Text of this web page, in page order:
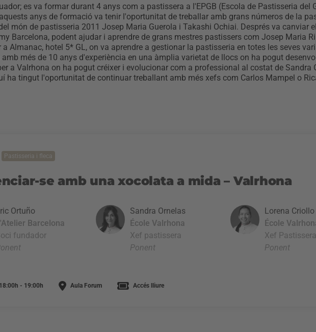
es va formar durant 4 anys com a pastissera a l'EPGB (Escola de Pastisseria del
anys de formació va tenir l'oportunitat de treballar amb grans números de la
món de pastisseria 2011 Josep Maria Guerola i Takashi Ochiai. Després va canviar
Barcelona, ​​podent ajudar i aprendre de grans mestres pastissers com Josep Maria
Almanac, hotel 5* GL, on va aprendre a gestionar la pastisseria en totes les seves
més de 10 anys d'experiència en una àmplia varietat de llocs on ha pogut
a Valrhona on ha pogut créixer i evolucionar com a professional al costat de
ha tingut l'oportunitat de continuar treballant amb més xefs com Carlos Mampel o
Pastisseria i fleca
se amb una xocolata a mida – Valrhona
Sandra Ornelas
École Valrhona
Xef pastissera
Ponent
Ortuño
Barcelona
fundador
Lorena Criollo
École
Xef Pastissera
Ponent
18:00h - 19:00h Aula Forum Accés lliure